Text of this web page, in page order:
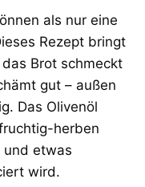
als nur eine
Rezept bringt
Brot schmeckt
gut – außen
Das Olivenöl
herben
und etwas
wird.